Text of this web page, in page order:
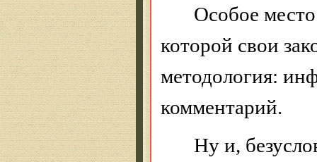
Особое
которой свои
методология:
комментарий.
Ну и,